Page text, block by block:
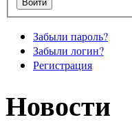
Забыли пароль?
Забыли логин?
Регистрация
Новости